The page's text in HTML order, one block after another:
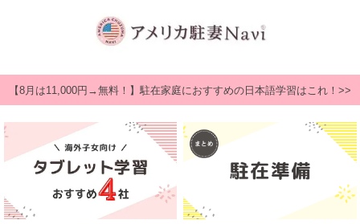
【8月は11,000円→無料！】駐在家庭におすすめの日本語学習はこれ！>>